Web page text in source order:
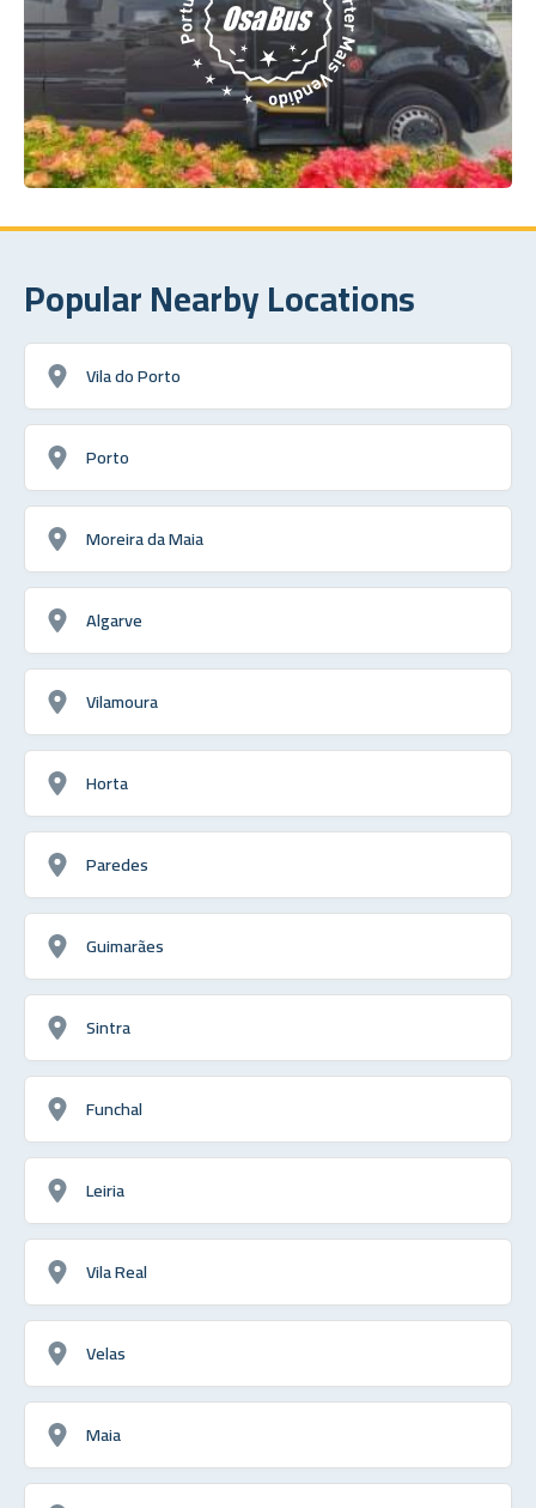
Popular Nearby Locations
Vila do Porto
Porto
Moreira da Maia
Algarve
Vilamoura
Horta
Paredes
Guimarães
Sintra
Funchal
Leiria
Vila Real
Velas
Maia